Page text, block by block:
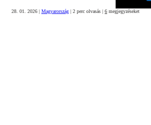
28. 01. 2026 | Magyarország | 2 perc olvasás | 6 megjegyzéseket